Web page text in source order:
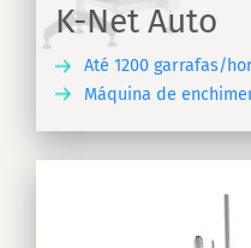
K-Net Auto
Até 1200 garrafas/
Máquina de